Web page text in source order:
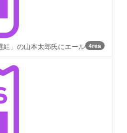
」の山本太郎氏にエール 4res